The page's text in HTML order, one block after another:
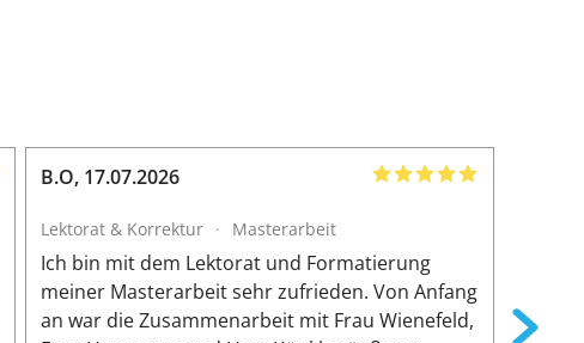
B.O, 17.07.2026
Lektorat & Korrektur · Masterarbeit
Ich bin mit dem Lektorat und Formatierung
meiner Masterarbeit sehr zufrieden. Von Anfang
an war die Zusammenarbeit mit Frau Wienefeld,